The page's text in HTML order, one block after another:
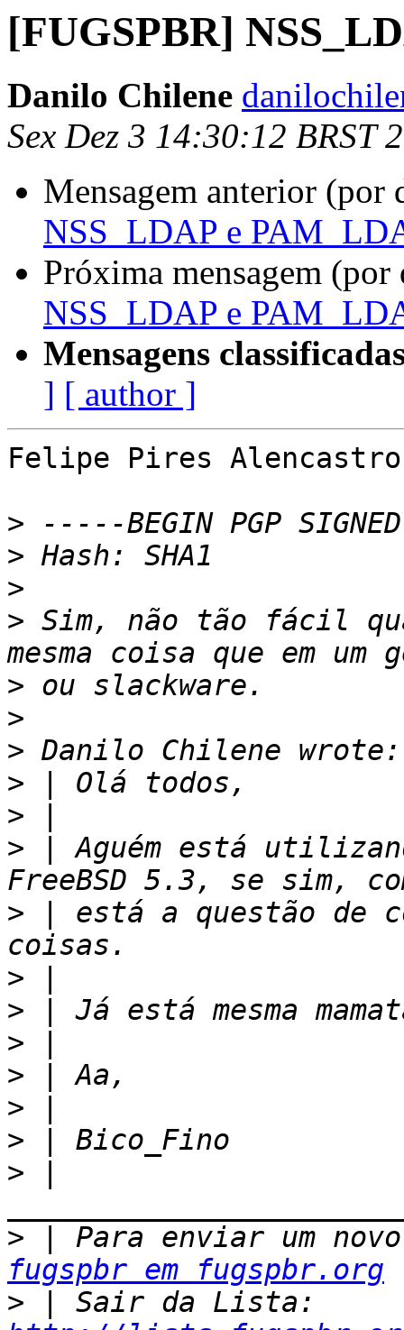
[FUGSPBR]
Danilo Chilene
Sex Dez 3 14:30:12 BRST
Mensagem anterior (por
NSS_LDAP e
Próxima mensagem
NSS_LDAP e
Mensagens
] [ author ]
Felipe Pires
>
>
>
> Sim, não tão fácil
>
>
>
>
>
> | Aguém está
> | está a questão de
>
>
>
>
>
>
>
>
fugspbr em fugspbr.org
>